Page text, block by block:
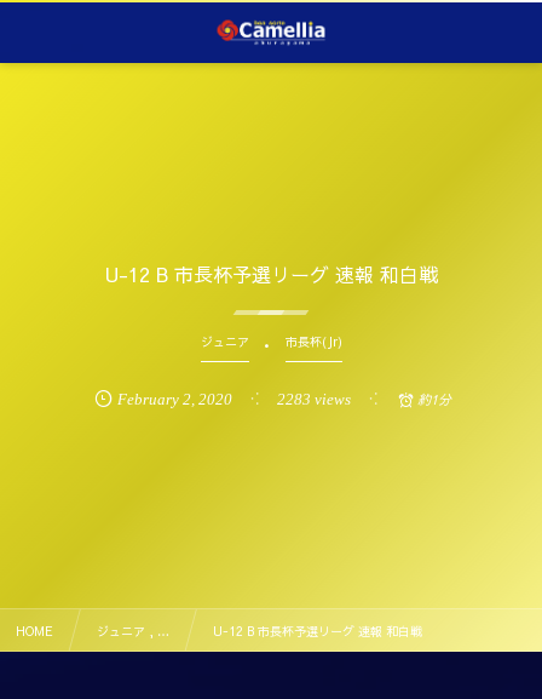
U-12 B 市長杯予選リーグ 速報 和白戦
ジュニア 市長杯(Jr)
February 2, 2020 2283 views 約1分
HOME ジュニア , … U-12 B 市長杯予選リーグ 速報 和白戦